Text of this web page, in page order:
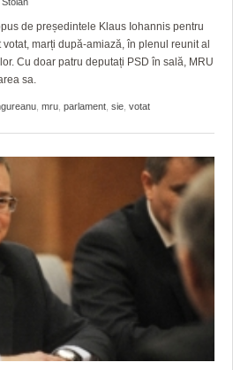
LA Z
de președintele Klaus Iohannis pentru
marți după-amiază, în plenul reunit al
Cu doar patru deputați PSD în sală, MRU
sa.
mru parlament sie votat